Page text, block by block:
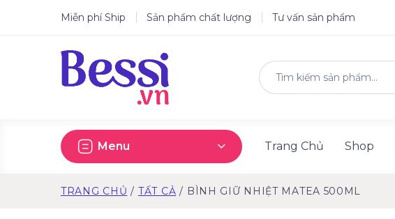
Miễn phí Ship Sản phẩm chất lượng Tư vấn sản phẩm
Menu Trang Chủ Shop
TRANG CHỦ TẤT CẢ BÌNH GIỮ NHIỆT MATEA 500ML